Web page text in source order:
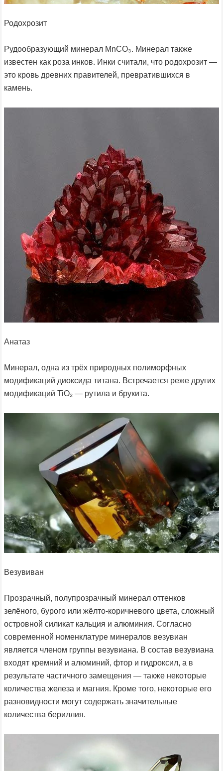
Родохрозит
Рудообразующий минерал MnCO₃. Минерал также
известен как роза инков. Инки считали, что родохрозит —
это кровь древних правителей, превратившихся в
камень.
Анатаз
Минерал, одна из трёх природных полиморфных
модификаций диоксида титана. Встречается реже других
модификаций TiO₂ — рутила и брукита.
Везувиван
Прозрачный, полупрозрачный минерал оттенков
зелёного, бурого или жёлто-коричневого цвета, сложный
островной силикат кальция и алюминия. Согласно
современной номенклатуре минералов везувиан
является членом группы везувиана. В состав везувиана
входят кремний и алюминий, фтор и гидроксил, а в
результате частичного замещения — также некоторые
количества железа и магния. Кроме того, некоторые его
разновидности могут содержать значительные
количества бериллия.